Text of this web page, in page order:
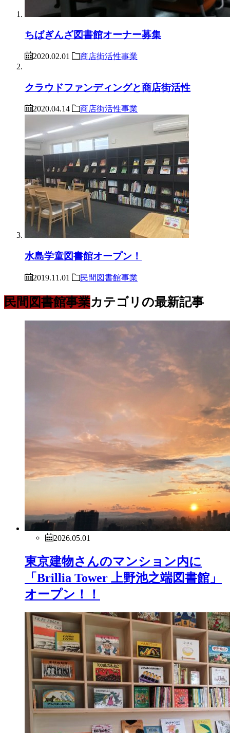
ちばぎんざ図書館オーナー募集
2020.02.01 商店街活性事業
クラウドファンディングと商店街活性
2020.04.14 商店街活性事業
水島学童図書館オープン！
2019.11.01 民間図書館事業
民間図書館事業カテゴリの最新記事
2026.05.01
東京建物さんのマンション内に
「Brillia Tower 上野池之端図書館」
オープン！！